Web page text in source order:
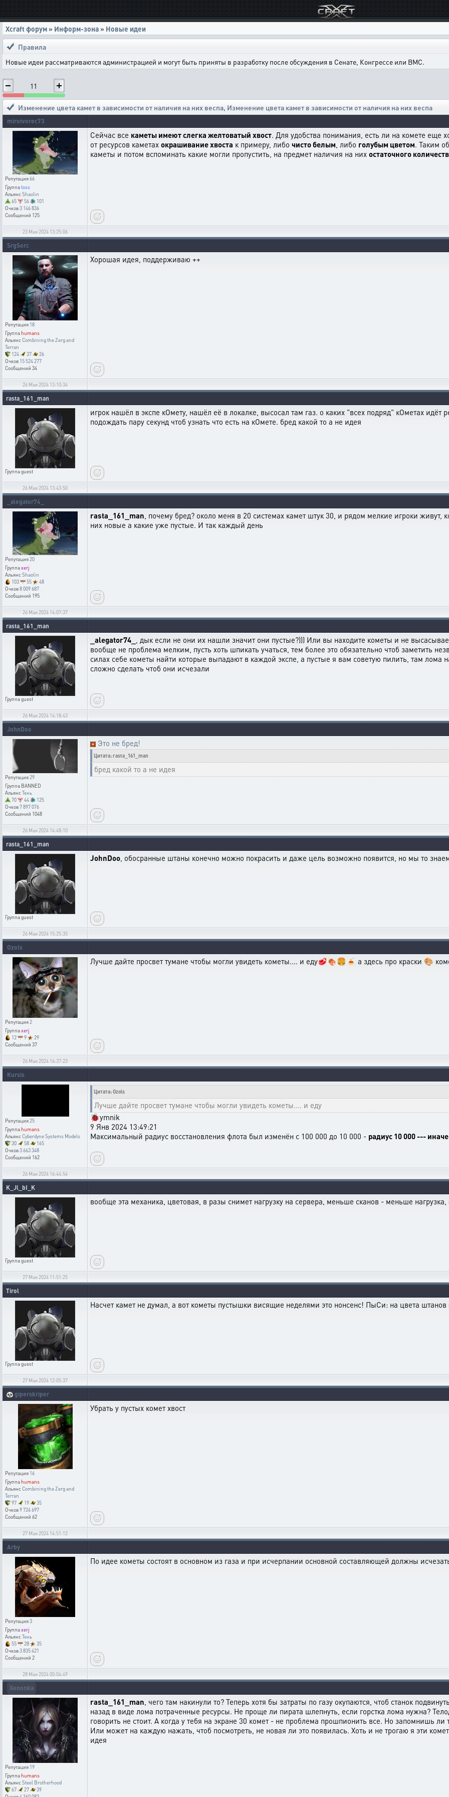
Xcraft форум » Информ-зона » Новые идеи
Правила
Новые идеи рассматриваются администрацией и могут быть приняты в разработку после обсуждения в Сенате, Конгрессе или ВМС.
11
Изменение цвета камет в зависимости от наличия на них веспа, Изменение цвета камет в зависимости от наличия на них веспа
mirotvorec73
Репутация66
Группаtoss
АльянсShaolin
65
56
101
Очков3 146 836
Сообщений 125
Сейчас все каметы имеют слегка желтоватый хвост. Для удобства понимания, есть ли на комете еще
от ресурсов каметах окрашивание хвоста к примеру, либо чисто белым, либо голубым цветом. Таким
каметы и потом вспоминать какие могли пропустить, на предмет наличия на них остаточного
23 Мая 2024 13:25:06
SrgSorc
Репутация 18
Группаhumans
АльянсCombining the Zerg and
Terran
124
37
26
Очков 15 524 277
Сообщений 34
Хорошая идея, поддерживаю ++
26 Мая 2024 13:10:34
rasta_161_man
Группаguest
игрок нашёл в экспе кОмету, нашёл её в локалке, высосал там газ. о каких "всех подряд" кОметах идёт
подождать пару секунд чтоб узнать что есть на кОмете. бред какой то а не идея
26 Мая 2024 13:43:50
_alegator74_
Репутация20
Группаxerj
АльянсShaolin
103
55
48
Очков8 009 687
Сообщений 195
rasta_161_man, почему бред? около меня в 20 системах камет штук 30, и рядом мелкие игроки
них новые а какие уже пустые. И так каждый день
26 Мая 2024 14:07:37
rasta_161_man
Группаguest
_alegator74_ , дык если не они их нашли значит они пустые?))) Или вы находите кометы и не
вообще не проблема мелким, пусть хоть шпикать учаться, тем более это обязательно чтоб заметить
силах себе кометы найти которые выпадают в каждой экспе, а пустые я вам советую пилить, там лома
сложно сделать чтоб они исчезали
26 Мая 2024 14:18:43
JohnDoo
Репутация29
Группа BANNED
АльянсТень
70
44
125
Очков7 897 076
Сообщений 1048
Это не бред!
Цитата: rasta_161_man
бред какой то а не идея
26 Мая 2024 14:48:10
rasta_161_man
Группаguest
JohnDoo, обосранные штаны конечно можно покрасить и даже цель возможно появится, но мы то
26 Мая 2024 15:25:35
Ozols
Репутация2
Группаxerj
12
9
29
Сообщений 37
Лучше дайте просвет тумане чтобы могли увидеть кометы.... и еду🥩🍖🍔🍝 а здесь про краски 🎨
26 Мая 2024 16:37:23
Kursis
Репутация25
Группаhumans
АльянсCyberdyne Systems Models
30
58
165
Очков3 663 348
Сообщений 162
Цитата: Ozols
Лучше дайте просвет тумане чтобы могли увидеть кометы.... и еду
🐞ymnik
9 Янв 2024 13:49:21
Максимальный радиус восстановления флота был изменён с 100 000 до 10 000 - радиус 10 000 ---
26 Мая 2024 16:44:54
K_Jl_bI_K
Группаguest
вообще эта механика, цветовая, в разы снимет нагрузку на сервера, меньше сканов - меньше
27 Мая 2024 11:51:25
Tirol
Группаguest
Насчет камет не думал, а вот кометы пустышки висящие неделями это нонсенс! ПыСи: на цвета
27 Мая 2024 12:05:37
🐼 giperskriper
Репутация 16
Группаhumans
АльянсCombining the Zerg and
Terran
97
19
35
Очков9 724 697
Сообщений 62
Убрать у пустых комет хвост
27 Мая 2024 14:51:12
Arby
Репутация3
Группаxerj
АльянсТень
55
28
35
Очков3 835 421
Сообщений 2
По идее кометы состоят в основном из газа и при исчерпании основной составляющей должны
28 Мая 2024 00:04:49
Xenonka
Репутация 19
Группаhumans
АльянсSteel Brotherhood
67
27
39
rasta_161_man, чего там накинули то? Теперь хотя бы затраты по газу окупаются, чтоб станок
назад в виде лома потраченные ресурсы. Не проще ли пирата шлепнуть, если горстка лома нужна?
говорить не стоит. А когда у тебя на экране 30 комет - не проблема прошпионить все. Но запомнишь
Или может на каждую нажать, чтоб посмотреть, не новая ли это появилась. Хоть и не трогаю я эти
идея